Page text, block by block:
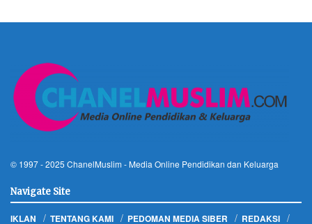
© 1997 - 2025 ChanelMuslim - Media Online Pendidikan dan Keluarga
Navigate Site
IKLAN TENTANG KAMI PEDOMAN MEDIA SIBER REDAKSI